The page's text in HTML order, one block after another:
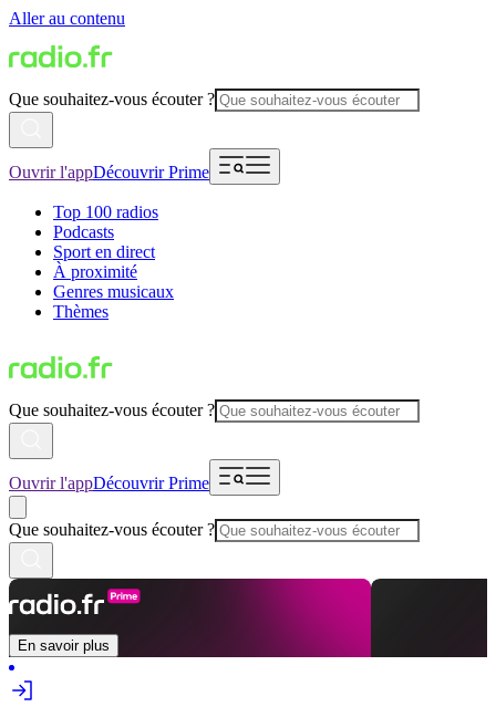
Aller au contenu
Que souhaitez-vous écouter ?
Ouvrir l'appDécouvrir Prime
Top 100 radios
Podcasts
Sport en direct
À proximité
Genres musicaux
Thèmes
Que souhaitez-vous écouter ?
Ouvrir l'appDécouvrir Prime
Que souhaitez-vous écouter ?
En savoir plus